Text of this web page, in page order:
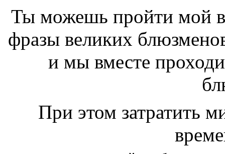
Ты можешь пройти мой
фразы великих
и мы вместе
При этом затратить